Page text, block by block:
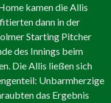
kamen die Allis
dann in der
Starting Pitcher
des Innings beim
Die Allis ließen sich
Unbarmherzige
das Ergebnis